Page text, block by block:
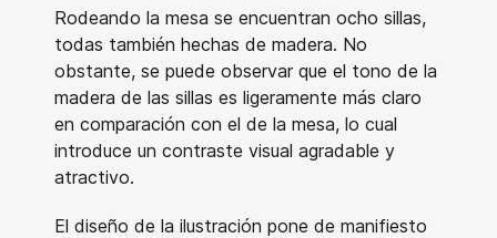
Rodeando la mesa se encuentran ocho sillas,
todas también hechas de madera. No
obstante, se puede observar que el tono de la
madera de las sillas es ligeramente más claro
en comparación con el de la mesa, lo cual
introduce un contraste visual agradable y
atractivo.
El diseño de la ilustración pone de manifiesto